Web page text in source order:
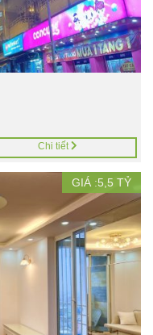
Chi tiết
GIÁ :5,5 TỶ